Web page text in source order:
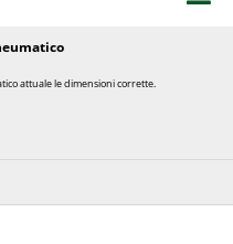
attuale le dimensioni corrette.